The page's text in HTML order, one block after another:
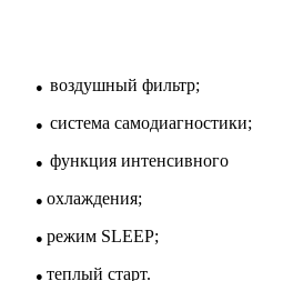
● воздушный фильтр;
● система самодиагностики;
● функция интенсивного
● охлаждения;
● режим SLEEP;
● теплый старт.